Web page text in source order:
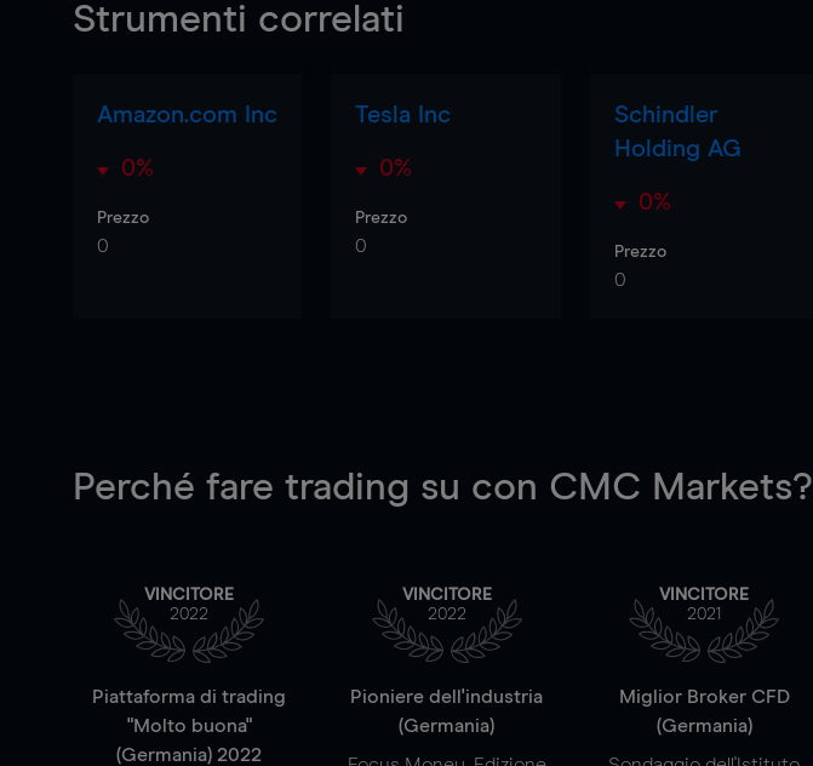
Strumenti correlati
Amazon.com Inc
0%
Prezzo
0
Tesla Inc
0%
Prezzo
0
Schindler
Holding AG
0%
Prezzo
0
Perché fare trading su con CMC Markets?
VINCITORE
2022
Piattaforma di trading
"Molto buona"
(Germania) 2022
VINCITORE
2022
Pioniere dell'industria
(Germania)
VINCITORE
2021
Miglior Broker CFD
(Germania)